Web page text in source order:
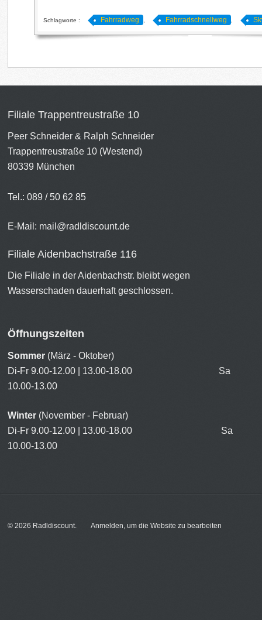
Schlagworte : Fahrradweg Fahrradschnellweg
Filiale Trappentreustraße 10
Peer Schneider & Ralph Schneider
Trappentreustraße 10 (Westend)
80339 München
Tel.: 089 / 50 62 85
E-Mail: mail@radldiscount.de
Filiale Aidenbachstraße 116
Die Filiale in der Aidenbachstr. bleibt wegen
Wasserschaden dauerhaft geschlossen.
Öffnungszeiten
Sommer (März - Oktober)
Di-Fr 9.00-12.00 | 13.00-18.00 Sa
10.00-13.00
Winter (November - Februar)
Di-Fr 9.00-12.00 | 13.00-18.00 Sa
10.00-13.00
© 2026 Radldiscount Anmelden, um die Website zu bearbeiten